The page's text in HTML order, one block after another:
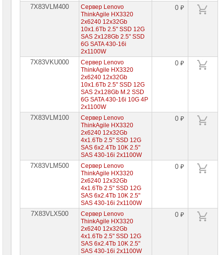
цены7X83VLM400
Сервер Lenovo
ThinkAgile HX3320
2x6240 12x32Gb
10x1.6Tb 2.5" SSD 12G
SAS 2x128Gb 2.5" SSD
6G SATA 430-16i
2x1100W
0 ₽
7X83VKU000
Сервер Lenovo
ThinkAgile HX3320
2x6240 12x32Gb
10x1.6Tb 2.5" SSD 12G
SAS 2x128Gb M.2 SSD
6G SATA 430-16i 10G 4P
2x1100W
0 ₽
7X83VLM100
Сервер Lenovo
ThinkAgile HX3320
2x6240 12x32Gb
4x1.6Tb 2.5" SSD 12G
SAS 6x2.4Tb 10K 2.5"
SAS 430-16i 2x1100W
0 ₽
7X83VLM500
Сервер Lenovo
ThinkAgile HX3320
2x6240 12x32Gb
4x1.6Tb 2.5" SSD 12G
SAS 6x2.4Tb 10K 2.5"
SAS 430-16i 2x1100W
0 ₽
7X83VLX500
Сервер Lenovo
ThinkAgile HX3320
2x6240 12x32Gb
4x1.6Tb 2.5" SSD 12G
SAS 6x2.4Tb 10K 2.5"
SAS 430-16i 2x1100W
0 ₽